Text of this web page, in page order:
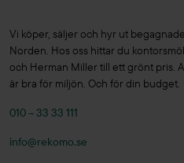
Vi köper, säljer och hyr ut
Norden. Hos oss hittar du
och Herman Miller till ett grönt pris.
är bra för miljön. Och för din budget.
010 – 33 33 111
info@rekomo.se